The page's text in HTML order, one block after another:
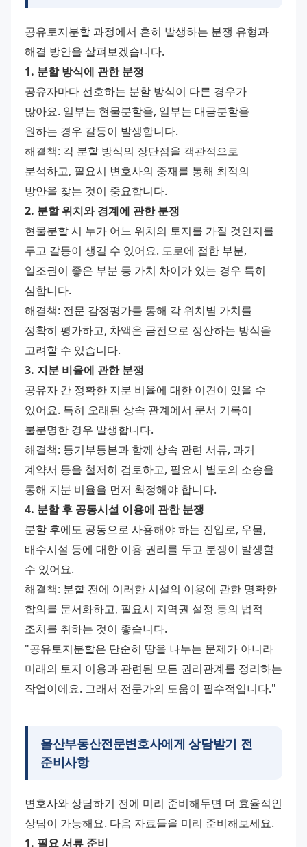
공유토지분할 과정에서 흔히 발생하는 분쟁 유형과
해결 방안을 살펴보겠습니다.
1. 분할 방식에 관한 분쟁
공유자마다 선호하는 분할 방식이 다른 경우가
많아요. 일부는 현물분할을, 일부는 대금분할을
원하는 경우 갈등이 발생합니다.
해결책: 각 분할 방식의 장단점을 객관적으로
분석하고, 필요시 변호사의 중재를 통해 최적의
방안을 찾는 것이 중요합니다.
2. 분할 위치와 경계에 관한 분쟁
현물분할 시 누가 어느 위치의 토지를 가질 것인지를
두고 갈등이 생길 수 있어요. 도로에 접한 부분,
일조권이 좋은 부분 등 가치 차이가 있는 경우 특히
심합니다.
해결책: 전문 감정평가를 통해 각 위치별 가치를
정확히 평가하고, 차액은 금전으로 정산하는 방식을
고려할 수 있습니다.
3. 지분 비율에 관한 분쟁
공유자 간 정확한 지분 비율에 대한 이견이 있을 수
있어요. 특히 오래된 상속 관계에서 문서 기록이
불분명한 경우 발생합니다.
해결책: 등기부등본과 함께 상속 관련 서류, 과거
계약서 등을 철저히 검토하고, 필요시 별도의 소송을
통해 지분 비율을 먼저 확정해야 합니다.
4. 분할 후 공동시설 이용에 관한 분쟁
분할 후에도 공동으로 사용해야 하는 진입로, 우물,
배수시설 등에 대한 이용 권리를 두고 분쟁이 발생할
수 있어요.
해결책: 분할 전에 이러한 시설의 이용에 관한 명확한
합의를 문서화하고, 필요시 지역권 설정 등의 법적
조치를 취하는 것이 좋습니다.
"공유토지분할은 단순히 땅을 나누는 문제가 아니라
미래의 토지 이용과 관련된 모든 권리관계를 정리하는
작업이에요. 그래서 전문가의 도움이 필수적입니다."
울산부동산전문변호사에게 상담받기 전
준비사항
변호사와 상담하기 전에 미리 준비해두면 더 효율적인
상담이 가능해요. 다음 자료들을 미리 준비해보세요.
1. 필요 서류 준비